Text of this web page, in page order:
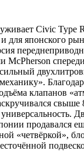
Civic Type
для японского
McPherson
клапанов
продавался
«четвёркой»,